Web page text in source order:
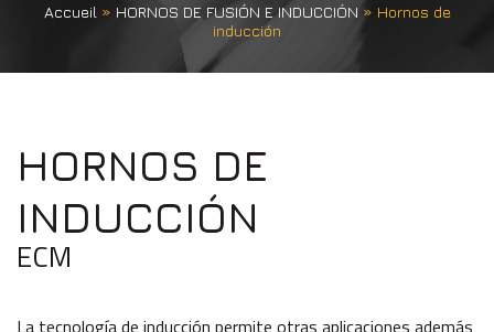
Accueil » HORNOS DE FUSIÓN E INDUCCIÓN » Hornos de
inducción
HORNOS DE
INDUCCIÓN
ECM
La tecnología de inducción permite otras aplicaciones además